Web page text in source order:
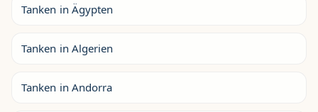
Tanken in Ägypten
Tanken in Algerien
Tanken in Andorra